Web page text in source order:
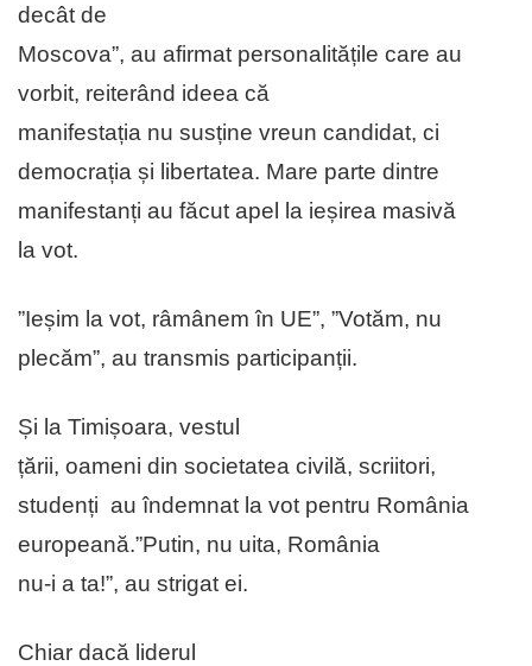
decât de
Moscova”, au afirmat personalitățile care au
vorbit, reiterând ideea că
manifestația nu susține vreun candidat, ci
democrația și libertatea. Mare parte dintre
manifestanți au făcut apel la ieșirea masivă
la vot.
”Ieșim la vot, râmânem în UE”, ”Votăm, nu
plecăm”, au transmis participanții.
Și la Timișoara, vestul
țării, oameni din societatea civilă, scriitori,
studenți au îndemnat la vot pentru România
europeană.”Putin, nu uita, România
nu-i a ta!”, au strigat ei.
Chiar dacă liderul